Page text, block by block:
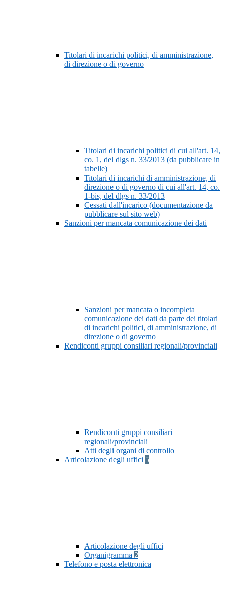
Titolari di incarichi politici, di amministrazione,
di direzione o di governo
Titolari di incarichi politici di cui all'art. 14,
co. 1, del dlgs n. 33/2013 (da pubblicare in
tabelle)
Titolari di incarichi di amministrazione, di
direzione o di governo di cui all'art. 14, co.
1-bis, del dlgs n. 33/2013
Cessati dall'incarico (documentazione da
pubblicare sul sito web)
Sanzioni per mancata comunicazione dei dati
Sanzioni per mancata o incompleta
comunicazione dei dati da parte dei titolari
di incarichi politici, di amministrazione, di
direzione o di governo
Rendiconti gruppi consiliari regionali/provinciali
Rendiconti gruppi consiliari
regionali/provinciali
Atti degli organi di controllo
Articolazione degli uffici 5
Articolazione degli uffici
Organigramma 2
Telefono e posta elettronica